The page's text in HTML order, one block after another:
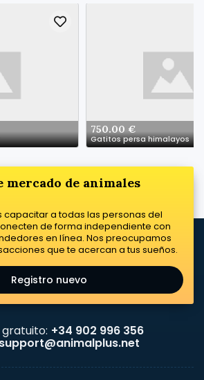
750.00 €
Gatitos persa himalayos
mercado de animales
capacitar a todas las personas del
de forma independiente con
en línea. Nos preocupamos
que te acercan a tus sueños.
Registro nuevo
+34 902 996 356
support@animalplus.net